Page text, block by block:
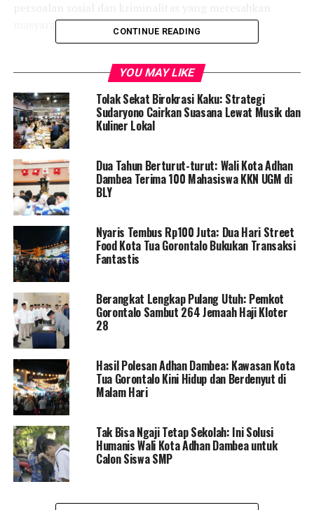
masyarakat.
Tidak ada kata kompromi untuk urusan ini,” tegas Adhan
disambut antusias warga.
Ia memaparkan bahwa berdasarkan evaluasi di lapangan,
mayoritas kasus perkelahian, kekerasan dalam rumah
tangga (KDRT), hingga penyalahgunaan narkoba sering
kali dipicu oleh konsumsi miras.
“Efek dari miras ini sangat berbahaya. Dari situ bisa
muncul perkelahian hingga gangguan keamanan
lainnya. Ini yang harus kita putus mata rantainya,”
imbuhnya.
Menariknya, dalam kesempatan tersebut, Adhan
mengungkap fakta mengejutkan mengenai adanya
upaya pihak tertentu yang mencoba menyuap dirinya. Ia
mengaku pernah ditawari uang dalam jumlah besar agar
melonggarkan kebijakan pengawasan dan penertiban
miras di Kota Gorontalo.
“Ada pihak yang datang membawa uang ratusan juta
rupiah agar saya mau berkompromi. Namun, tawaran itu
saya tolak mentah-mentah. Prinsip saya sudah jelas,
keselamatan dan moralitas masyarakat tidak bisa ditukar
dengan uang,” ungkap Adhan secara terbuka.
CONTINUE READING
YOU MAY LIKE
Tolak Sekat Birokrasi Kaku: Strategi
Sudaryono Cairkan Suasana Lewat Musik dan
Kuliner Lokal
Dua Tahun Berturut-turut: Wali Kota Adhan
Dambea Terima 100 Mahasiswa KKN UGM di
BLY
Nyaris Tembus Rp100 Juta: Dua Hari Street
Food Kota Tua Gorontalo Bukukan Transaksi
Fantastis
Berangkat Lengkap Pulang Utuh: Pemkot
Gorontalo Sambut 264 Jemaah Haji Kloter
28
Hasil Polesan Adhan Dambea: Kawasan Kota
Tua Gorontalo Kini Hidup dan Berdenyut di
Malam Hari
Tak Bisa Ngaji Tetap Sekolah: Ini Solusi
Humanis Wali Kota Adhan Dambea untuk
Calon Siswa SMP